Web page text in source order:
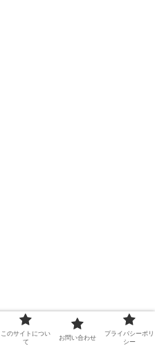
このサイトについ
て
お問い合わせ
プライバシーポリ
シー